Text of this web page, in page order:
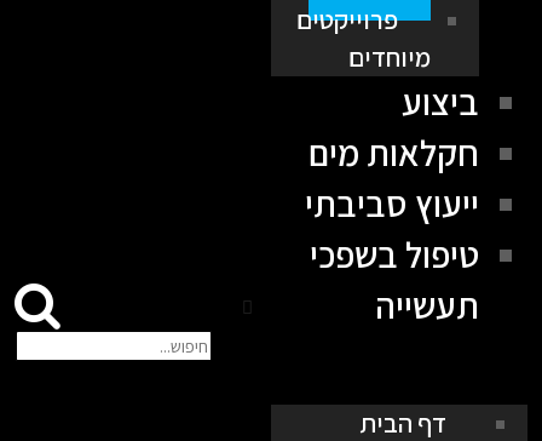
פרוייקטים
מיוחדים
ביצוע
חקלאות מים
ייעוץ סביבתי
טיפול בשפכי
תעשייה
דף הבית